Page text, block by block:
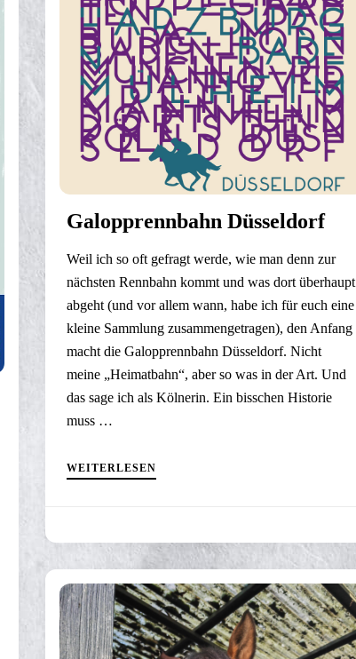
Galopprennbahn Düsseldorf
Weil ich so oft gefragt werde, wie man denn zur
nächsten Rennbahn kommt und was dort überhaupt
abgeht (und vor allem wann, habe ich für euch eine
kleine Sammlung zusammengetragen), den Anfang
macht die Galopprennbahn Düsseldorf. Nicht
meine „Heimatbahn“, aber so was in der Art. Und
das sage ich als Kölnerin. Ein bisschen Historie
muss …
WEITERLESEN